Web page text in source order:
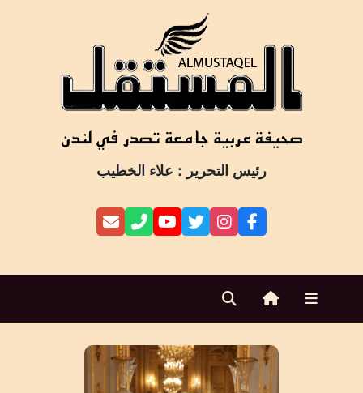
رئيس التحرير : علاء الخطيب